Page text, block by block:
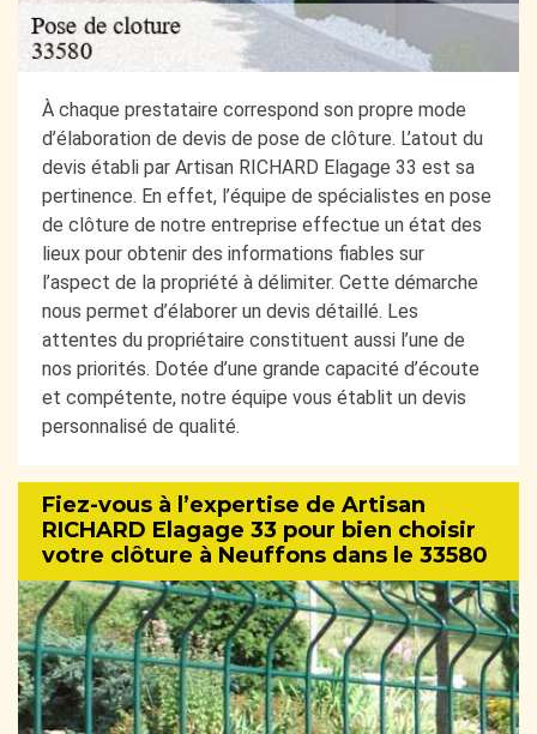
À chaque prestataire correspond son propre mode
d’élaboration de devis de pose de clôture. L’atout du
devis établi par Artisan RICHARD Elagage 33 est sa
pertinence. En effet, l’équipe de spécialistes en pose
de clôture de notre entreprise effectue un état des
lieux pour obtenir des informations fiables sur
l’aspect de la propriété à délimiter. Cette démarche
nous permet d’élaborer un devis détaillé. Les
attentes du propriétaire constituent aussi l’une de
nos priorités. Dotée d’une grande capacité d’écoute
et compétente, notre équipe vous établit un devis
personnalisé de qualité.
Fiez-vous à l’expertise de Artisan
RICHARD Elagage 33 pour bien choisir
votre clôture à Neuffons dans le 33580